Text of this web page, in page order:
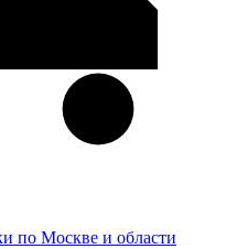
по Москве и области